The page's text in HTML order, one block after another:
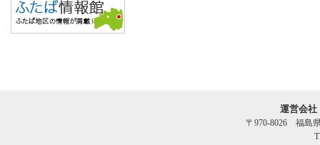
運営会
〒970-8026 福島